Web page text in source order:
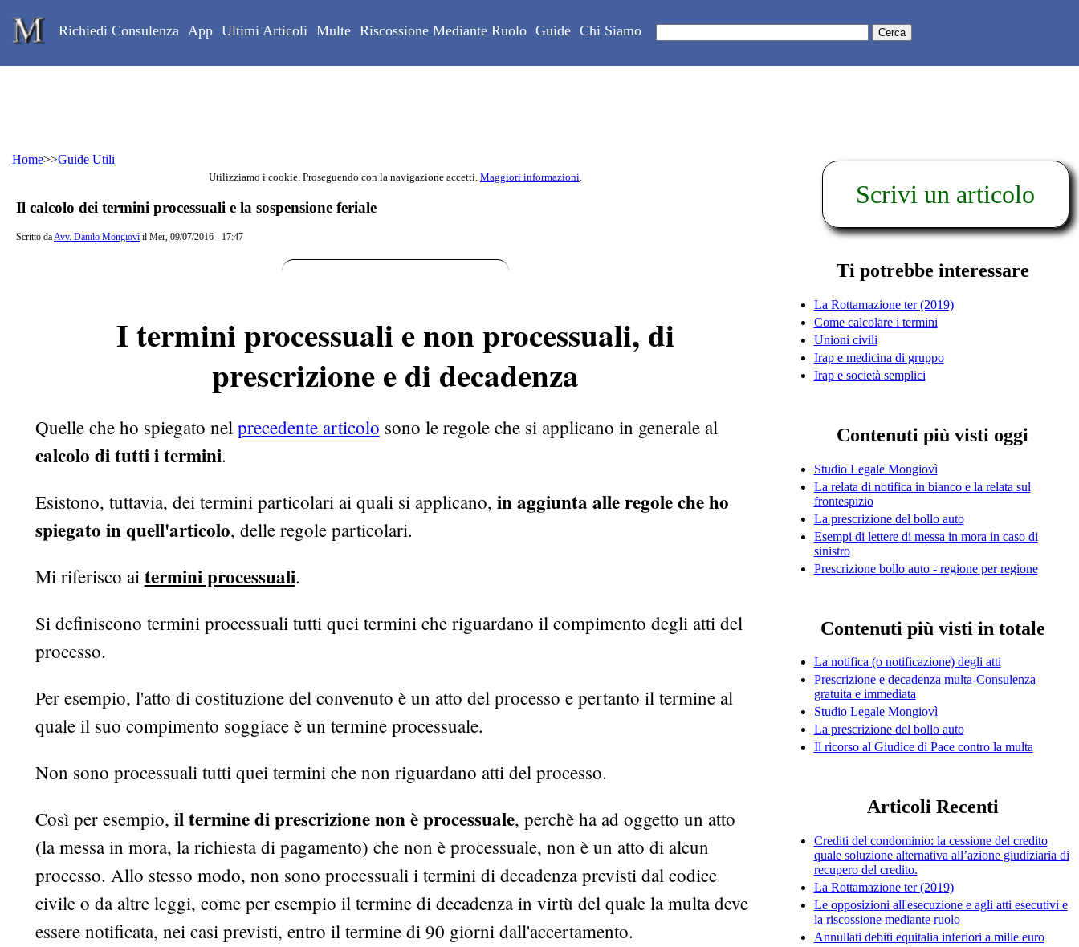
Studio Legale Mongiovì
Richiedi Consulenza App Ultimi Articoli Multe Riscossione Mediante Ruolo Guide Chi Siamo
Home>>Guide Utili
Contenuto principale della pagina
Utilizziamo i cookie. Proseguendo con la navigazione accetti. Maggiori informazioni.
Il calcolo dei termini processuali e la sospensione feriale
Scritto daAvv. Danilo Mongiovì il Mer, 09/07/2016 - 17:47
I termini processuali e non processuali, di
prescrizione e di decadenza
Quelle che ho spiegato nel precedente articolo sono le regole che si applicano in generale al
calcolo di tutti i termini.
Esistono, tuttavia, dei termini particolari ai quali si applicano, in aggiunta alle regole che ho
spiegato in quell'articolo, delle regole particolari.
Mi riferisco ai termini processuali.
Si definiscono termini processuali tutti quei termini che riguardano il compimento degli atti del
processo.
Per esempio, l'atto di costituzione del convenuto è un atto del processo e pertanto il termine al
quale il suo compimento soggiace è un termine processuale.
Non sono processuali tutti quei termini che non riguardano atti del processo.
Così per esempio, il termine di prescrizione non è processuale, perchè ha ad oggetto un atto
(la messa in mora, la richiesta di pagamento) che non è processuale, non è un atto di alcun
processo. Allo stesso modo, non sono processuali i termini di decadenza previsti dal codice
civile o da altre leggi, come per esempio il termine di decadenza in virtù del quale la multa deve
essere notificata, nei casi previsti, entro il termine di 90 giorni dall'accertamento.
Scrivi un articolo
Ti potrebbe interessare
La Rottamazione ter (2019)
Come calcolare i termini
Unioni civili
Irap e medicina di gruppo
Irap e società semplici
Contenuti più visti oggi
Studio Legale Mongiovì
La relata di notifica in bianco e la relata sul
frontespizio
La prescrizione del bollo auto
Esempi di lettere di messa in mora in caso di
sinistro
Prescrizione bollo auto - regione per regione
Contenuti più visti in totale
La notifica (o notificazione) degli atti
Prescrizione e decadenza multa-Consulenza
gratuita e immediata
Studio Legale Mongiovì
La prescrizione del bollo auto
Il ricorso al Giudice di Pace contro la multa
Articoli Recenti
Crediti del condominio: la cessione del credito
quale soluzione alternativa all’azione giudiziaria di
recupero del credito.
La Rottamazione ter (2019)
Le opposizioni all'esecuzione e agli atti esecutivi e
la riscossione mediante ruolo
Annullati debiti equitalia inferiori a mille euro